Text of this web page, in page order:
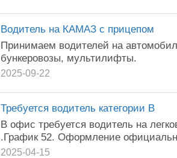
Водитель на КАМАЗ с прицепом
Принимаем водителей на
бункеровозы, мультилифты.
2025-09-22
Требуется водитель категории В
В офис требуется водитель на
.График 52. Оформление
2025-04-15